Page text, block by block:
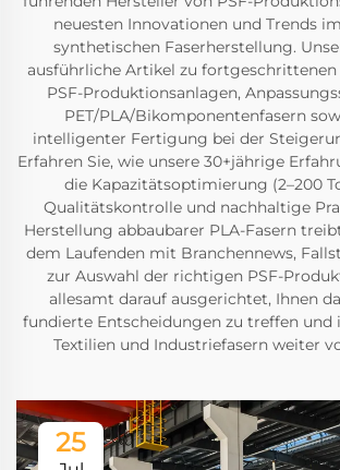
neuesten Innovationen und Trends
synthetischen Faserherstellung.
ausführliche Artikel zu fortgeschrittenen
PSF-Produktionsanlagen,
PET/PLA/Bikomponentenfasern
intelligenter Fertigung bei der
Erfahren Sie, wie unsere 30+jährige
die Kapazitätsoptimierung (2–200
Qualitätskontrolle und nachhaltige
Herstellung abbaubarer PLA-Fasern
dem Laufenden mit Branchennews,
zur Auswahl der richtigen PSF-
allesamt darauf ausgerichtet, Ihnen
fundierte Entscheidungen zu treffen und
Textilien und Industriefasern weiter
25